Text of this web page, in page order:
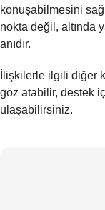
konuşabilmesini
nokta değil, altında
anıdır.
İlişkilerle ilgili diğer
göz atabilir, destek
ulaşabilirsiniz.